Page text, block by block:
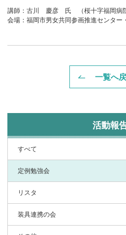
講師：古川 慶彦 氏 （桜十字福岡病院
会場：福岡市男女共同参画推進センタ
一覧へ
活動報
すべて
定例勉強会
リスタ
装具連携の会